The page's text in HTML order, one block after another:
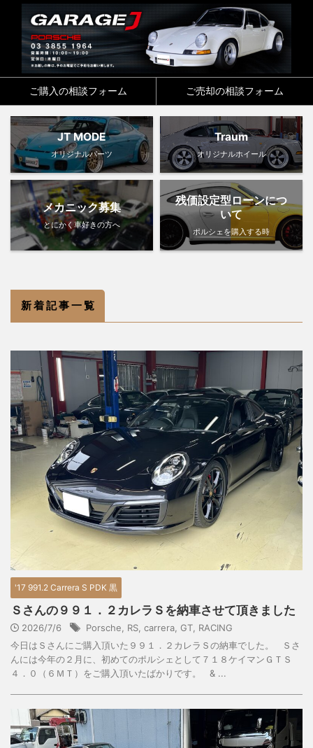
ご購入の相談フォーム ご売却の相談フォーム
JT MODE
オリジナルパーツ
Traum
オリジナルホイール
メカニック募集
とにかく車好きの方へ
残価設定型ローンにつ
いて
ポルシェを購入する時
新 着 記 事 一 覧
'17 991.2 Carrera S PDK 黒
Ｓさんの９９１．２カレラＳを納車させて頂きました
2026/7/6 Porsche RS carrera GT RACING
今日はＳさんにご購入頂いた９９１．２カレラＳの納車でした。 Ｓさ
んには今年の２月に、初めてのポルシェとして７１８ケイマンＧＴＳ
４．０（６ＭＴ）をご購入頂いたばかりです。 & ...